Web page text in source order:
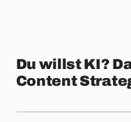
Du willst KI?
Content